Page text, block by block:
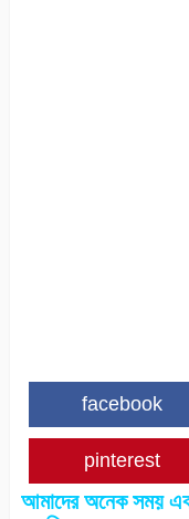
facebook
pinterest
আমাদের অনেক সময়